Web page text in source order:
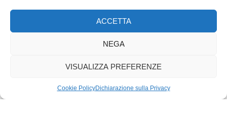
ACCETTA
NEGA
VISUALIZZA PREFERENZE
Cookie PolicyDichiarazione sulla Privacy